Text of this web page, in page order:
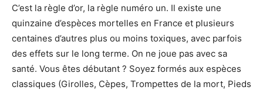
C’est la règle d’or, la règle numéro un. Il existe une
quinzaine d’espèces mortelles en France et plusieurs
centaines d’autres plus ou moins toxiques, avec parfois
des effets sur le long terme. On ne joue pas avec sa
santé. Vous êtes débutant ? Soyez formés aux espèces
classiques (Girolles, Cèpes, Trompettes de la mort, Pieds